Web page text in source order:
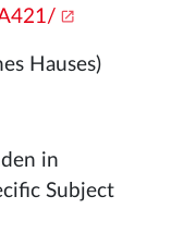
Hauses)
in
Subject